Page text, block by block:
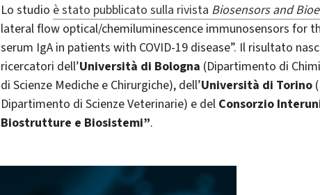
Lo studio è stato pubblicato sulla rivista Biosensors and
lateral flow optical/chemiluminescence immunosensors for
serum IgA in patients with COVID-19 disease”. Il risultato
ricercatori dell’Università di Bologna (Dipartimento di
di Scienze Mediche e Chirurgiche), dell’Università di Torino
Dipartimento di Scienze Veterinarie) e del Consorzio
Biostrutture e Biosistemi”.